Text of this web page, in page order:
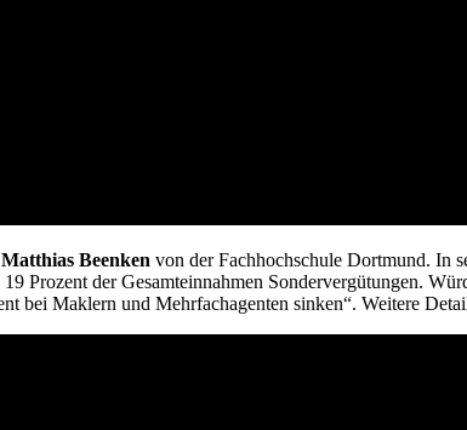
Matthias Beenken von der Fachhochschule Dortmund. In
Prozent der Gesamteinnahmen Sondervergütungen.
bei Maklern und Mehrfachagenten sinken“. Weitere